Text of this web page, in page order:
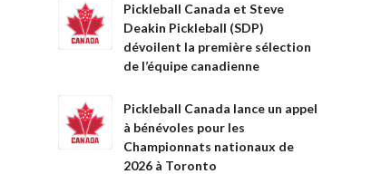
Pickleball Canada et Steve
Deakin Pickleball (SDP)
dévoilent la première sélection
de l’équipe canadienne
Pickleball Canada lance un appel
à bénévoles pour les
Championnats nationaux de
2026 à Toronto